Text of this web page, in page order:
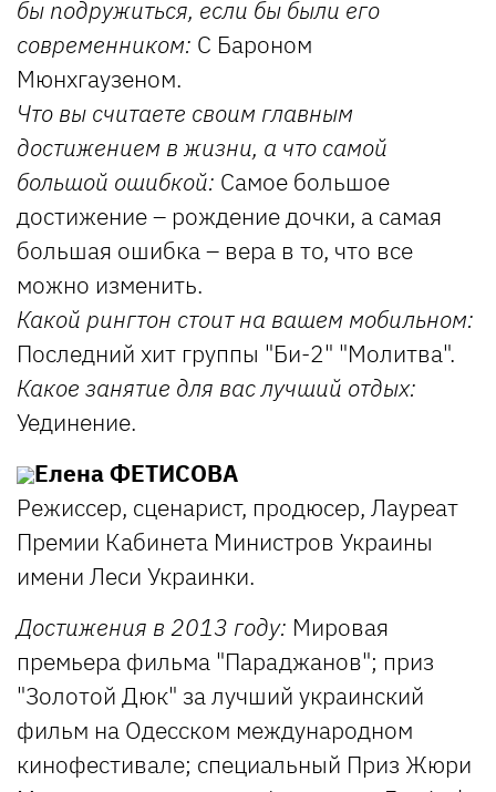
бы подружиться, если бы были его
современником: С Бароном
Мюнхгаузеном.
Что вы считаете своим главным
достижением в жизни, а что самой
большой ошибкой: Самое большое
достижение – рождение дочки, а самая
большая ошибка – вера в то, что все
можно изменить.
Какой рингтон стоит на вашем мобильном:
Последний хит группы "Би-2" "Молитва".
Какое занятие для вас лучший отдых:
Уединение.
Елена ФЕТИСОВА
Режиссер, сценарист, продюсер, Лауреат
Премии Кабинета Министров Украины
имени Леси Украинки.
Достижения в 2013 году: Мировая
премьера фильма "Параджанов"; приз
"Золотой Дюк" за лучший украинский
фильм на Одесском международном
кинофестивале; специальный Приз Жюри